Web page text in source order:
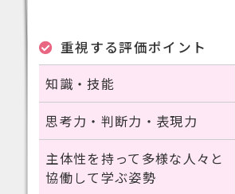
重視する評価ポイント
知識・技能
思考力・判断力・表現力
主体性を持って多様な人々と
協働して学ぶ姿勢